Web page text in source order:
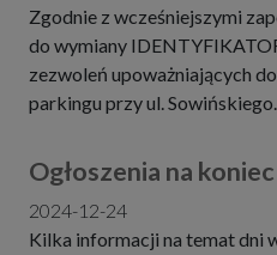
Zgodnie z wcześniejszymi
do wymiany
zezwoleń upoważniających
parkingu przy ul. Sowińskiego.
Ogłoszenia na
2024-12-24
Kilka informacji na temat dni